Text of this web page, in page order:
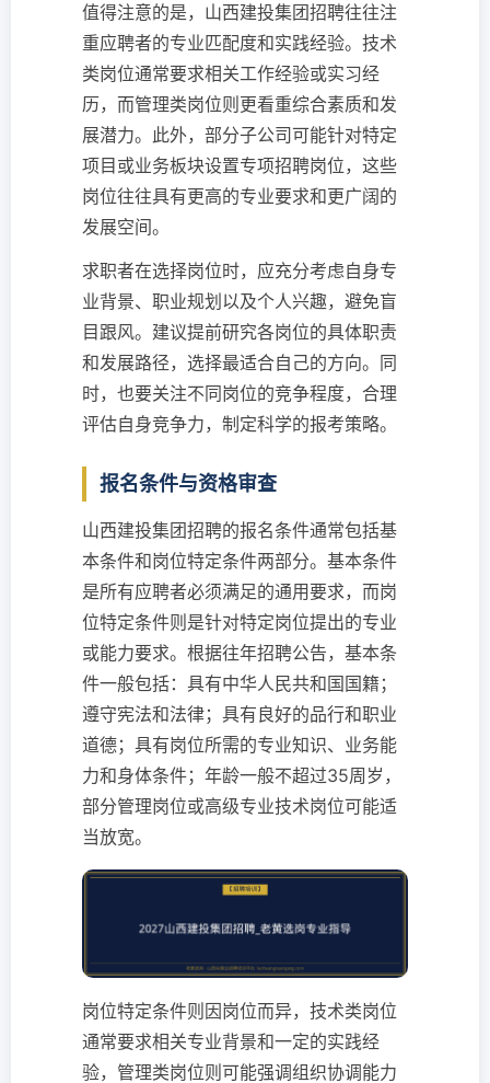
值得注意的是，山西建投集团招聘往往注
重应聘者的专业匹配度和实践经验。技术
类岗位通常要求相关工作经验或实习经
历，而管理类岗位则更看重综合素质和发
展潜力。此外，部分子公司可能针对特定
项目或业务板块设置专项招聘岗位，这些
岗位往往具有更高的专业要求和更广阔的
发展空间。
求职者在选择岗位时，应充分考虑自身专
业背景、职业规划以及个人兴趣，避免盲
目跟风。建议提前研究各岗位的具体职责
和发展路径，选择最适合自己的方向。同
时，也要关注不同岗位的竞争程度，合理
评估自身竞争力，制定科学的报考策略。
报名条件与资格审查
山西建投集团招聘的报名条件通常包括基
本条件和岗位特定条件两部分。基本条件
是所有应聘者必须满足的通用要求，而岗
位特定条件则是针对特定岗位提出的专业
或能力要求。根据往年招聘公告，基本条
件一般包括：具有中华人民共和国国籍；
遵守宪法和法律；具有良好的品行和职业
道德；具有岗位所需的专业知识、业务能
力和身体条件；年龄一般不超过35周岁，
部分管理岗位或高级专业技术岗位可能适
当放宽。
岗位特定条件则因岗位而异，技术类岗位
通常要求相关专业背景和一定的实践经
验，管理类岗位则可能强调组织协调能力